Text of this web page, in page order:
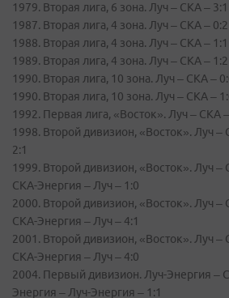
1979. Вторая лига, 6 зона. Луч – СКА –
1987. Вторая лига, 4 зона. Луч – СКА –
1988. Вторая лига, 4 зона. Луч – СКА –
1989. Вторая лига, 4 зона. Луч – СКА –
1990. Вторая лига, 10 зона. Луч – СКА –
1990. Вторая лига, 10 зона. Луч – СКА –
1992. Первая лига, «Восток». Луч – СКА
1998. Второй дивизион, «Восток». Луч
2:1
1999. Второй дивизион, «Восток». Луч –
СКА-Энергия – Луч – 1:0
2000. Второй дивизион, «Восток». Луч –
СКА-Энергия – Луч – 4:1
2001. Второй дивизион, «Восток». Луч –
СКА-Энергия – Луч – 4:0
2004. Первый дивизион. Луч-Энергия –
Энергия – Луч-Энергия – 1:1